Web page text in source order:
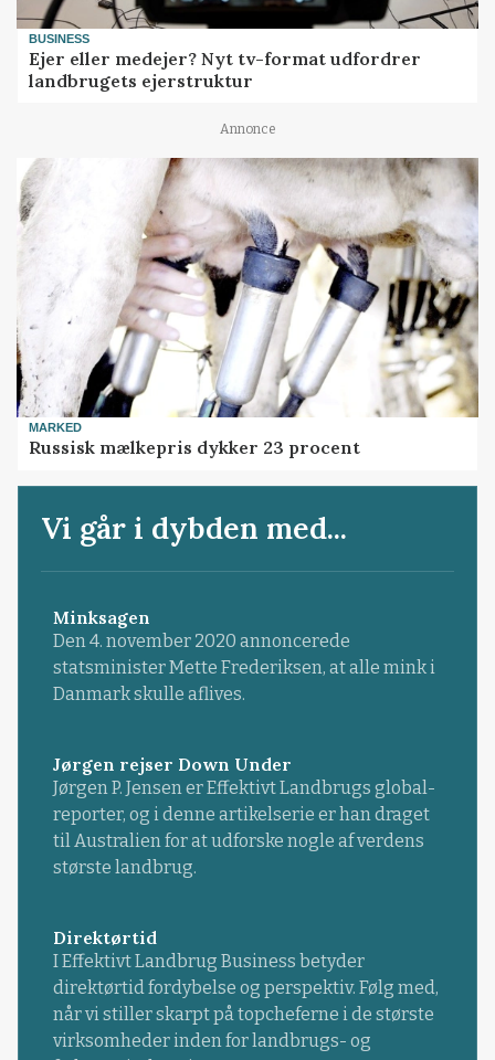
BUSINESS
Ejer eller medejer? Nyt tv-format udfordrer
landbrugets ejerstruktur
Annonce
MARKED
Russisk mælkepris dykker 23 procent
Vi går i dybden med...
Minksagen
Den 4. november 2020 annoncerede
statsminister Mette Frederiksen, at alle mink i
Danmark skulle aflives.
Jørgen rejser Down Under
Jørgen P. Jensen er Effektivt Landbrugs global-
reporter, og i denne artikelserie er han draget
til Australien for at udforske nogle af verdens
største landbrug.
Direktørtid
I Effektivt Landbrug Business betyder
direktørtid fordybelse og perspektiv. Følg med,
når vi stiller skarpt på topcheferne i de største
virksomheder inden for landbrugs- og